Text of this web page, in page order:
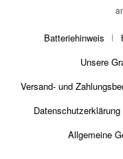
Batteriehinweis
Unsere
Versand- und
Datenschutzerklärung
Allgemeine